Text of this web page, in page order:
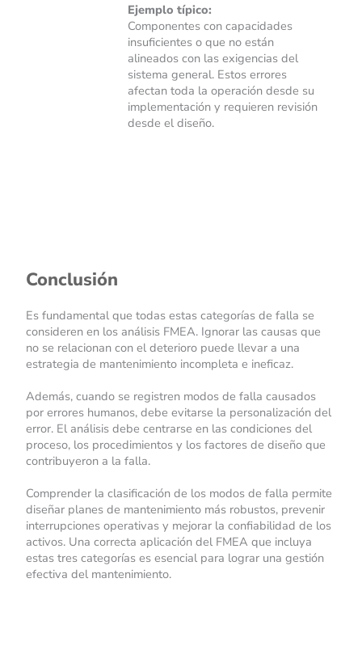
Ejemplo típico:
Componentes con capacidades
insuficientes o que no están
alineados con las exigencias del
sistema general. Estos errores
afectan toda la operación desde su
implementación y requieren revisión
desde el diseño.
Conclusión
Es fundamental que todas estas categorías de falla se
consideren en los análisis FMEA. Ignorar las causas que
no se relacionan con el deterioro puede llevar a una
estrategia de mantenimiento incompleta e ineficaz.
Además, cuando se registren modos de falla causados
por errores humanos, debe evitarse la personalización del
error. El análisis debe centrarse en las condiciones del
proceso, los procedimientos y los factores de diseño que
contribuyeron a la falla.
Comprender la clasificación de los modos de falla permite
diseñar planes de mantenimiento más robustos, prevenir
interrupciones operativas y mejorar la confiabilidad de los
activos. Una correcta aplicación del FMEA que incluya
estas tres categorías es esencial para lograr una gestión
efectiva del mantenimiento.